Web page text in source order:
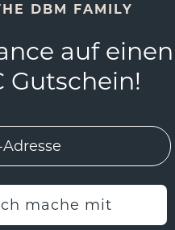
DBM FAMILY
auf einen
Gutschein!
mache mit